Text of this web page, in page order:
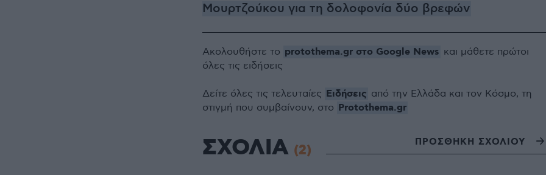
Μουρτζούκου για τη δολοφονία δύο βρεφών
Ακολουθήστε το protothema.gr στο Google News και μάθετε πρώτοι
όλες τις ειδήσεις
Δείτε όλες τις τελευταίες Ειδήσεις από την Ελλάδα και τον Κόσμο, τη
στιγμή που συμβαίνουν, στο Protothema.gr
ΣΧΟΛΙΑ (2) ΠΡΟΣΘΗΚΗ ΣΧΟΛΙΟΥ